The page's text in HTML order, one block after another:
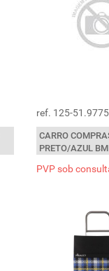
ref. 125-
CARRO
PRETO/AZUL
PVP sob